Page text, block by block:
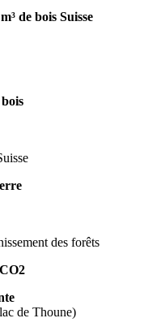
de bois Suisse
des forêts
de Thoune)